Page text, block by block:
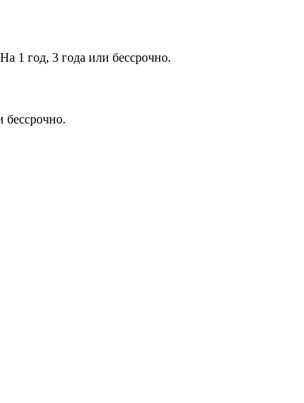
1 год, 3 года или бессрочно.